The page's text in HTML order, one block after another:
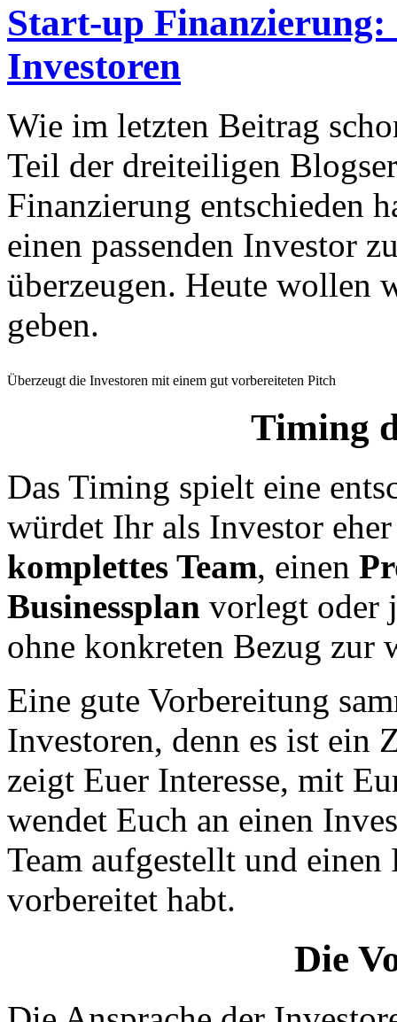
Start-up Finanzierung:
Investoren
Wie im letzten Beitrag
Teil der dreiteiligen
Finanzierung entschieden
einen passenden Investor
überzeugen. Heute wollen
geben.
Überzeugt die Investoren mit einem gut vorbereiteten Pitch
Timing
Das Timing spielt eine
würdet Ihr als Investor
komplettes Team, einen
Businessplan vorlegt oder
ohne konkreten Bezug zur
Eine gute Vorbereitung
Investoren, denn es ist ein
zeigt Euer Interesse, mit
wendet Euch an einen
Team aufgestellt und
vorbereitet habt.
Die